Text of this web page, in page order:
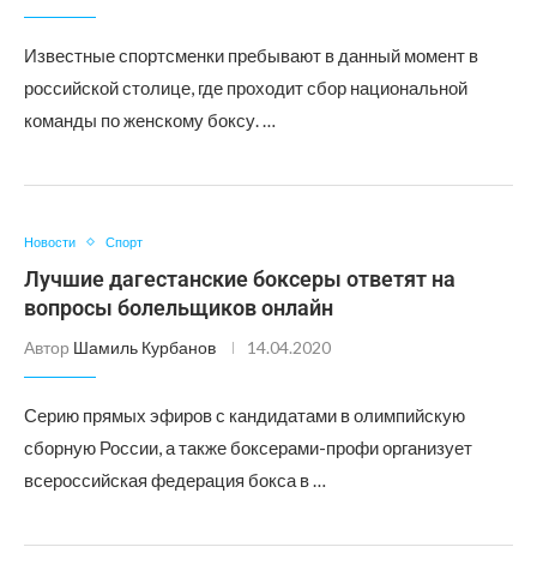
Известные спортсменки пребывают в данный момент в
российской столице, где проходит сбор национальной
команды по женскому боксу. …
Новости Спорт
Лучшие дагестанские боксеры ответят на
вопросы болельщиков онлайн
Автор Шамиль Курбанов 14.04.2020
Серию прямых эфиров с кандидатами в олимпийскую
сборную России, а также боксерами-профи организует
всероссийская федерация бокса в …